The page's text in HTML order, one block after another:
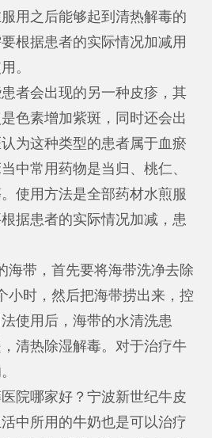
用之后能够起到清热解毒的
根据患者的实际情况加减用
。
会出现的另一种皮疹，其
色素增加紫斑，同时还会出
为这种类型的患者属于血瘀
中常用药物是当归、桃仁、
使用方法是全部药材水煎服
据患者的实际情况加减，患
带，首先要将海带洗净去除
小时，然后把海带捞出来，控
使用后，海带的水清洗患
清热除湿解毒。对于治疗牛
哪家好？宁波新世纪牛皮
中所用的牛奶也是可以治疗